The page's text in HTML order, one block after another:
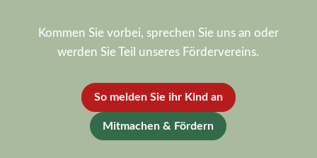
Kommen Sie vorbei, sprechen Sie uns an oder
werden Sie Teil unseres Fördervereins.
So melden Sie ihr Kind an
Mitmachen & Fördern